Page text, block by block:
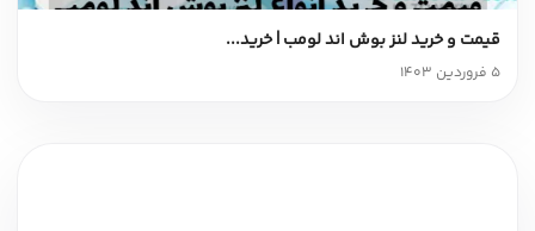
قیمت و خرید لنز بوش اند لومب | خرید...
5 فروردین 1403